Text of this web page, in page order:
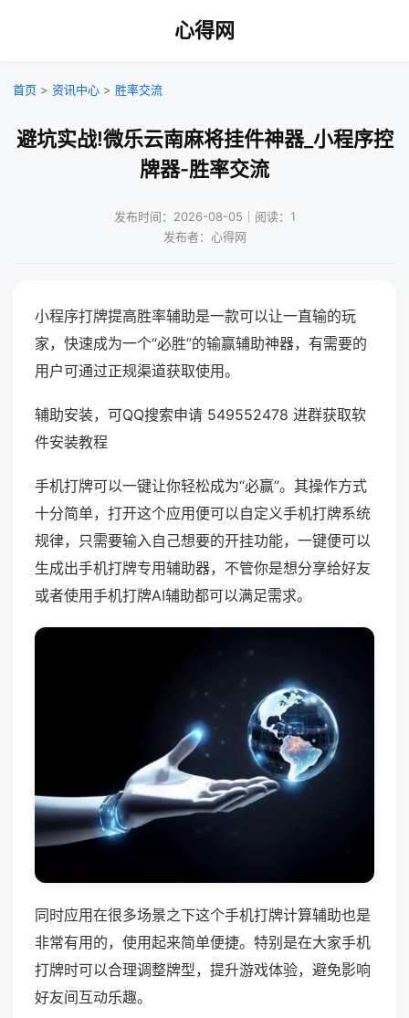
心得网
首页 > 资讯中心 > 胜率交流
避坑实战!微乐云南麻将挂件神器_小程序控
牌器-胜率交流
发布时间：2026-08-05｜阅读：1
发布者：心得网
小程序打牌提高胜率辅助是一款可以让一直输的玩
家，快速成为一个“必胜”的输赢辅助神器，有需要的
用户可通过正规渠道获取使用。
辅助安装，可QQ搜索申请 549552478 进群获取软
件安装教程
手机打牌可以一键让你轻松成为“必赢”。其操作方式
十分简单，打开这个应用便可以自定义手机打牌系统
规律，只需要输入自己想要的开挂功能，一键便可以
生成出手机打牌专用辅助器，不管你是想分享给好友
或者使用手机打牌AI辅助都可以满足需求。
同时应用在很多场景之下这个手机打牌计算辅助也是
非常有用的，使用起来简单便捷。特别是在大家手机
打牌时可以合理调整牌型，提升游戏体验，避免影响
好友间互动乐趣。